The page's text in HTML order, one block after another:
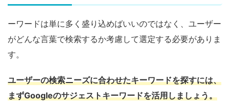
ーワードは単に多く盛り込めばいいのではなく、ユーザー
がどんな言葉で検索するか考慮して選定する必要がありま
す。
ユーザーの検索ニーズに合わせたキーワードを探すには、
まずGoogleのサジェストキーワードを活用しましょう。